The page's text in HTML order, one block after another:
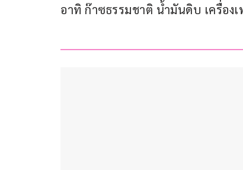
อาทิ ก๊าซธรรมชาติ น้ำมันดิบ เครื่อ